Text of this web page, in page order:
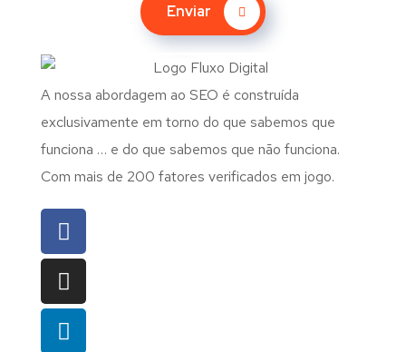
Enviar
A nossa abordagem ao SEO é construída
exclusivamente em torno do que sabemos que
funciona … e do que sabemos que não funciona.
Com mais de 200 fatores verificados em jogo.